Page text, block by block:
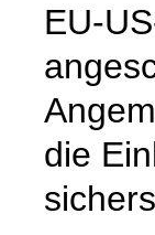
EU-
die